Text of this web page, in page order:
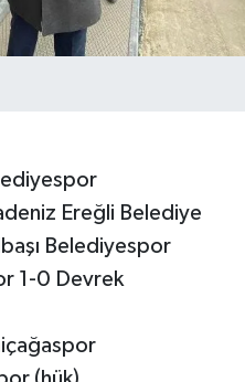
Ereğli Belediye
Belediyespor
1-0 Devrek